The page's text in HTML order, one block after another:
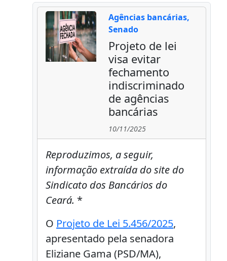
Agências bancárias,
Senado
Projeto de lei
visa evitar
fechamento
indiscriminado
de agências
bancárias
10/11/2025
Reproduzimos, a seguir,
informação extraída do site do
Sindicato dos Bancários do
Ceará. *
O Projeto de Lei 5.456/2025,
apresentado pela senadora
Eliziane Gama (PSD/MA),